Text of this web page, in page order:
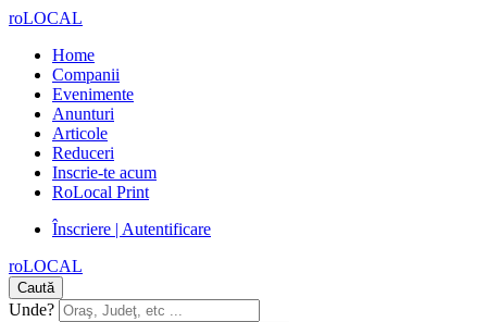
roLOCAL
Home
Companii
Evenimente
Anunturi
Articole
Reduceri
Inscrie-te acum
RoLocal Print
Înscriere | Autentificare
roLOCAL
Caută
Unde?